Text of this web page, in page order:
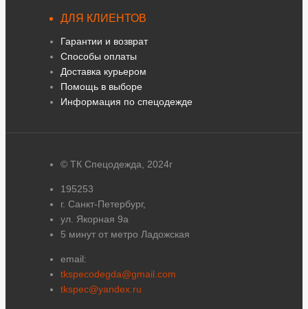
ДЛЯ КЛИЕНТОВ
Гарантии и возврат
Способы оплаты
Доставка курьером
Помощь в выборе
Информация по спецодежде
© ТК Спецодежда, 2024г
195253
г. Санкт-Петербург,
ул. Якорная 9а
5 минут от метро Ладожская
email:
tkspecodegda@gmail.com
tkspec@yandex.ru